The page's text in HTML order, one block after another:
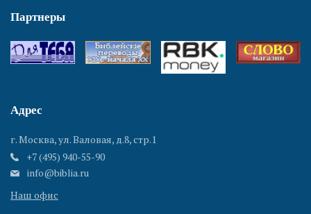
Партнеры
Адрес
г. Москва, ул. Валовая, д.8, стр.1
+7 (495) 940-55-90
info@biblia.ru
Наш офис